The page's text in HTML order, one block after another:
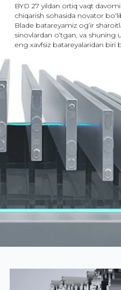
BYD 27 yildan ortiq vaqt
chiqarish sohasida novator
Blade batareyamiz og‘ir
sinovlardan o‘tgan, va
eng xavfsiz batareyalaridan biri